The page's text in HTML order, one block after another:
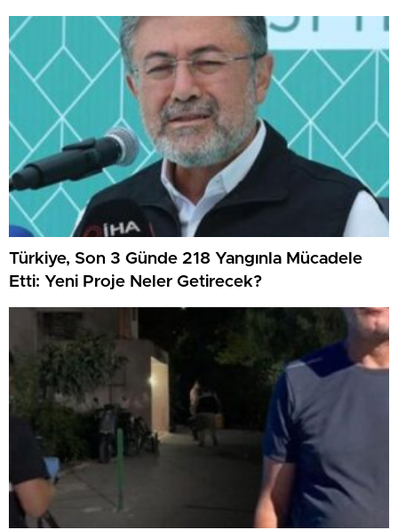
Türkiye, Son 3 Günde 218 Yangınla Mücadele
Etti: Yeni Proje Neler Getirecek?